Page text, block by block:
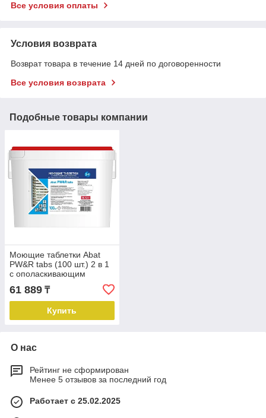
Все условия оплаты
Условия возврата
Возврат товара в течение 14 дней по договоренности
Все условия возврата
Подобные товары компании
Моющие таблетки Abat
PW&R tabs (100 шт.) 2 в 1
с ополаскивающим
61 889 ₸
Купить
О нас
Рейтинг не сформирован
Менее 5 отзывов за последний год
Работает с 25.02.2025